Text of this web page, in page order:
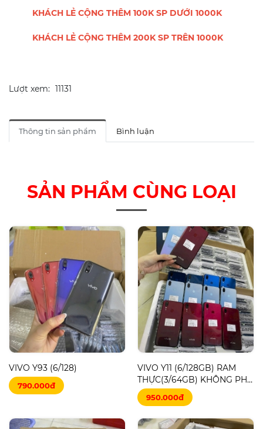
KHÁCH LẺ CỘNG THÊM 100K SP DƯỚI 1000K
KHÁCH LẺ CỘNG THÊM 200K SP TRÊN 1000K
Lượt xem: 11131
Thông tin sản phẩm Bình luận
SẢN PHẨM CÙNG LOẠI
VIVO Y93 (6/128)
790.000đ
VIVO Y11 (6/128GB) RAM
THỰC(3/64GB) KHÔNG PHỤ
KIỆN
950.000đ